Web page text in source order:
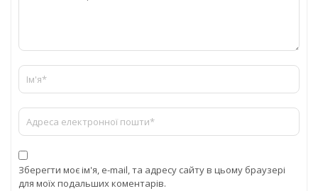
Зберегти моє ім'я, e-mail, та адресу сайту в цьому браузері
для моїх подальших коментарів.